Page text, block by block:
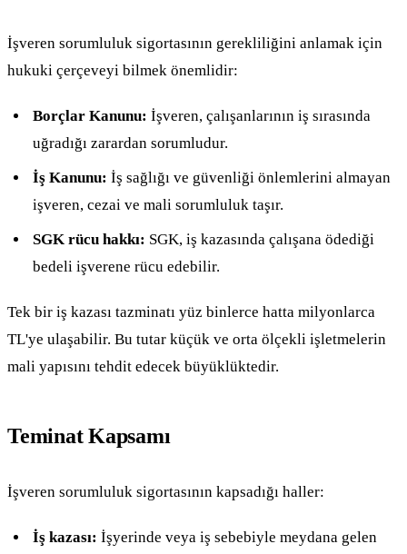
İşveren sorumluluk sigortasının gerekliliğini anlamak için
hukuki çerçeveyi bilmek önemlidir:
Borçlar Kanunu: İşveren, çalışanlarının iş sırasında
uğradığı zarardan sorumludur.
İş Kanunu: İş sağlığı ve güvenliği önlemlerini almayan
işveren, cezai ve mali sorumluluk taşır.
SGK rücu hakkı: SGK, iş kazasında çalışana ödediği
bedeli işverene rücu edebilir.
Tek bir iş kazası tazminatı yüz binlerce hatta milyonlarca
TL'ye ulaşabilir. Bu tutar küçük ve orta ölçekli işletmelerin
mali yapısını tehdit edecek büyüklüktedir.
Teminat Kapsamı
İşveren sorumluluk sigortasının kapsadığı haller:
İş kazası: İşyerinde veya iş sebebiyle meydana gelen